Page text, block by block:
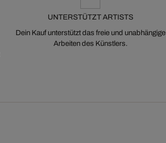
UNTERSTÜTZT ARTISTS
Dein Kauf unterstützt das freie und unabhängige
Arbeiten des Künstlers.